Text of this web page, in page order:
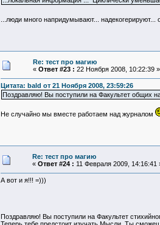
...люди много напридумывают...
Re: тест про магию
« Ответ #23 : 22 Ноября 2008, 10:22:39 »
Цитата: bald от 21 Ноября 2008, 23:59:26
Поздравляю! Вы поступили на Факультет общих
Не случайно мы вместе работаем над журналом
Re: тест про магию
« Ответ #24 : 11 Февраля 2009, 14:16:41
А вот и я!!! =)))
Поздравляю! Вы поступили на Факультет